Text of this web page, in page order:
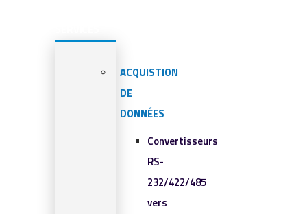
ACQUISTION
DE
DONNÉES
Convertisseurs
RS-
232/422/485
vers